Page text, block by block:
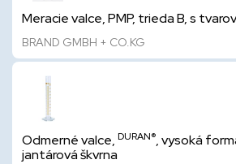
Meracie valce, PMP, trieda B, s
BRAND GMBH + CO.KG
Odmerné valce, DURAN®, vysoká
jantárová škvrna